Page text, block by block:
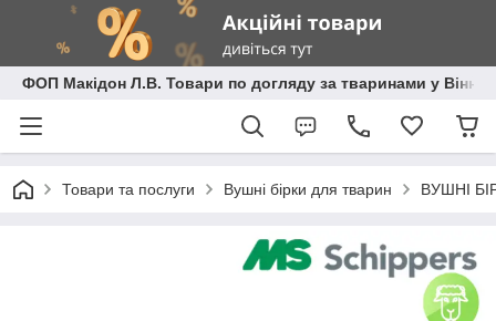
ФОП Макідон Л.В. Товари по догляду за тваринами у
Товари та послуги Вушні бірки для тварин ВУШНІ